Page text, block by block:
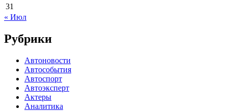
31
« Июл
Рубрики
Автоновости
Автособытия
Автоспорт
Автоэксперт
Актеры
Аналитика